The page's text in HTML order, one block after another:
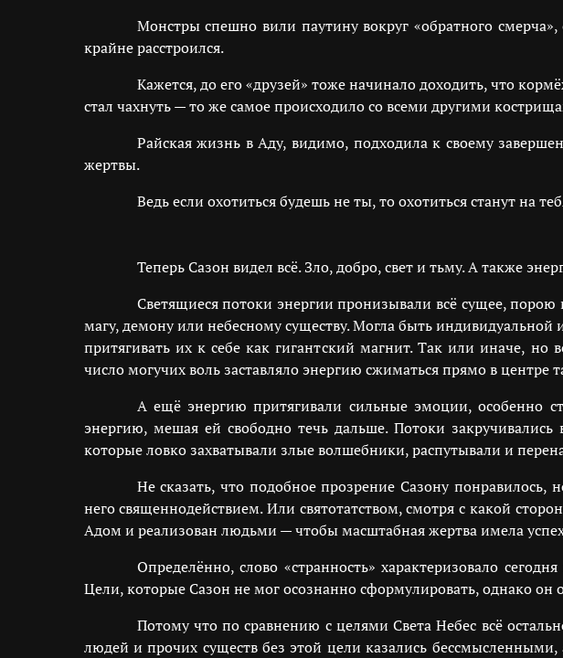
Монстры спешно вили паутину вокруг «обратного
крайне расстроился.
Кажется, до его «друзей» тоже начинало доходить, что
стал чахнуть — то же самое происходило со всеми другими
Райская жизнь в Аду, видимо, подходила к своему
жертвы.
Ведь если охотиться будешь не ты, то охотиться станут
Теперь Сазон видел всё. Зло, добро, свет и тьму. А также
Светящиеся потоки энергии пронизывали всё сущее, порою
магу, демону или небесному существу. Могла быть индивидуальной
притягивать их к себе как гигантский магнит. Так или иначе,
число могучих воль заставляло энергию сжиматься прямо в центре
А ещё энергию притягивали сильные эмоции, особенно
энергию, мешая ей свободно течь дальше. Потоки
которые ловко захватывали злые волшебники, распутывали и
Не сказать, что подобное прозрение Сазону
него священнодействием. Или святотатством, смотря с какой
Адом и реализован людьми — чтобы масштабная жертва имела
Определённо, слово «странность» характеризовало
Цели, которые Сазон не мог осознанно сформулировать, однако он
Потому что по сравнению с целями Света Небес всё
людей и прочих существ без этой цели казались